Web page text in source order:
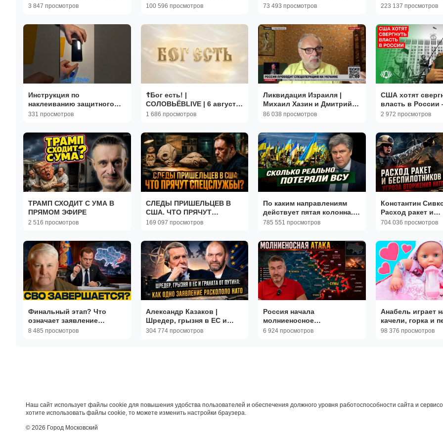
Чадаев, Семён Уралов |
3 847 просмотров
трещит по швам. Что ждет
100 596 просмотров
взгляд на происходящие
73 493 просмотров
Хазин |
223 137 просмотров
Инструкция по
наклеиванию защитного
стекла 9D на Samsung
331 просмотров
☦️Бог есть! |
СОЛОВЬЁВLIVE | 6 августа
2026 года
1 686 просмотров
Ликвидация Израиля |
Михаил Хазин и Дмитрий
Евстафьев
86 038 просмотров
США хотят
власть в России
Евгений Фёдоров
2 972 просмотров
ТРАМП СХОДИТ С УМА В
ПРЯМОМ ЭФИРЕ
2 516 просмотров
СЛЕДЫ ПРИШЕЛЬЦЕВ В
США. ЧТО ПРЯЧУТ
СПЕЦСЛУЖБЫ? | Николай
169 097 просмотров
По каким направлениям
действует пятая колонна.
Николай Сорокин
785 551 просмотров
Константин
Расход ракет и
беспилотников.
704 036 просмотров
Финальный этап? Что
означает заявление
Медведева о СВО - Андрей
8 485 просмотров
Александр Казаков |
Шредер, грызня в ЕС и
граната от Путина: Как
304 774 просмотров
Россия начала
молниеносное
наступление, которое
6 924 просмотров
Анабель играет
качели, горка и
для куклы Беби
98 376 просмотров
Наш сайт использует файлы cookie для повышения удобства пользователей и обеспечения должного уровня работоспособности сайта и
хотите использовать файлы cookie, то можете изменить настройки браузера.
© 2026 Город Московский